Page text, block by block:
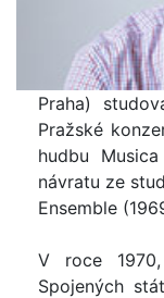
Praha)
Pražské
hudbu
návratu ze
Ensemble
V roce
Spojených